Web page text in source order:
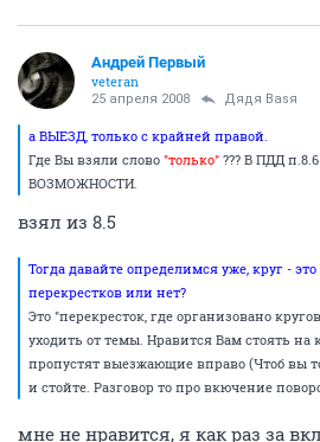
Андрей Первый
veteran
25 апреля 2008 Дядя Ваsя
а ВЫЕЗД, только с крайней правой.
Где Вы взяли слово "только" ??? В ПДД
ВОЗМОЖНОСТИ.
взял из 8.5
Тогда давайте определимся уже, круг -
перекрестков или нет?
Это "перекресток, где организовано
уходить от темы. Нравится Вам стоять на
пропустят выезжающие вправо (Чтоб вы
и стойте. Разговор то про вкючение
мне не нравится, я как раз за